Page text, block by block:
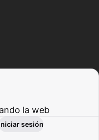
Actividad
la web
sesión